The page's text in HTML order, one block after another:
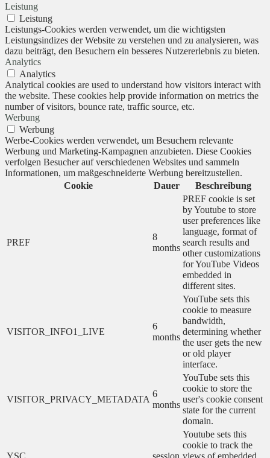
Leistung
Leistung
Leistungs-Cookies werden verwendet, um die wichtigsten
Leistungsindizes der Website zu verstehen und zu analysieren, was
dazu beiträgt, den Besuchern ein besseres Nutzererlebnis zu bieten.
Analytics
Analytics
Analytical cookies are used to understand how visitors interact with
the website. These cookies help provide information on metrics the
number of visitors, bounce rate, traffic source, etc.
Werbung
Werbung
Werbe-Cookies werden verwendet, um Besuchern relevante
Werbung und Marketing-Kampagnen anzubieten. Diese Cookies
verfolgen Besucher auf verschiedenen Websites und sammeln
Informationen, um maßgeschneiderte Werbung bereitzustellen.
Cookie
Dauer Beschreibung
PREF
8
months
PREF cookie is set
by Youtube to store
user preferences like
language, format of
search results and
other customizations
for YouTube Videos
embedded in
different sites.
VISITOR_INFO1_LIVE
6
months
YouTube sets this
cookie to measure
bandwidth,
determining whether
the user gets the new
or old player
interface.
VISITOR_PRIVACY_METADATA
6
months
YouTube sets this
cookie to store the
user's cookie consent
state for the current
domain.
YSC session
Youtube sets this
cookie to track the
views of embedded